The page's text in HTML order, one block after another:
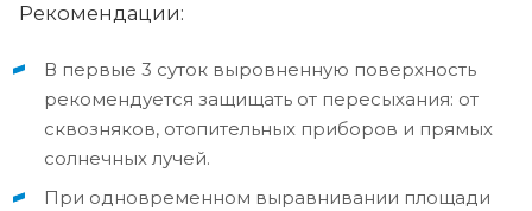
Рекомендации:
В первые 3 суток выровненную поверхность
рекомендуется защищать от пересыхания: от
сквозняков, отопительных приборов и прямых
солнечных лучей.
При одновременном выравнивании площади